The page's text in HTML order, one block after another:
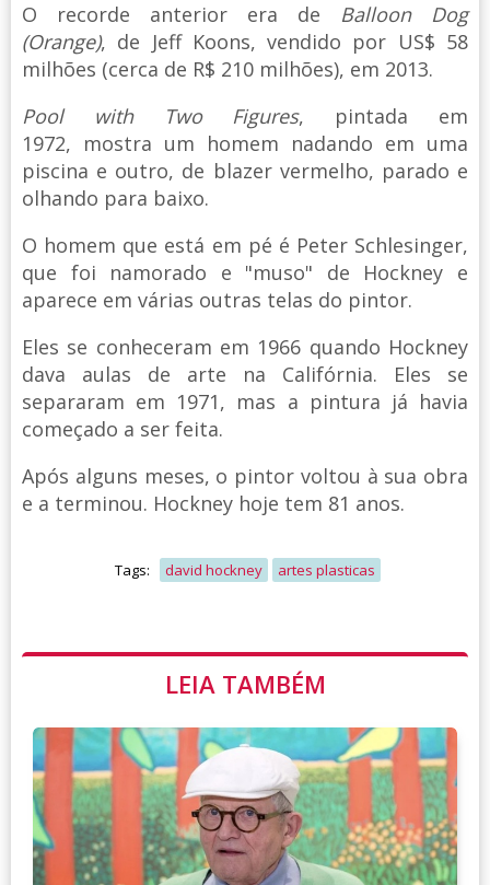
O recorde anterior era de Balloon Dog
(Orange), de Jeff Koons, vendido por US$ 58
milhões (cerca de R$ 210 milhões), em 2013.
Pool with Two Figures, pintada em
1972, mostra um homem nadando em uma
piscina e outro, de blazer vermelho, parado e
olhando para baixo.
O homem que está em pé é Peter Schlesinger,
que foi namorado e "muso" de Hockney e
aparece em várias outras telas do pintor.
Eles se conheceram em 1966 quando Hockney
dava aulas de arte na Califórnia. Eles se
separaram em 1971, mas a pintura já havia
começado a ser feita.
Após alguns meses, o pintor voltou à sua obra
e a terminou. Hockney hoje tem 81 anos.
Tags: david hockney artes plasticas
LEIA TAMBÉM